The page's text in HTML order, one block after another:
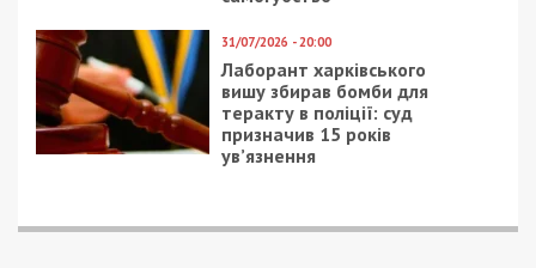
Марина Савченко далека от экоактивизма. Но
два года назад она внезапно сделала